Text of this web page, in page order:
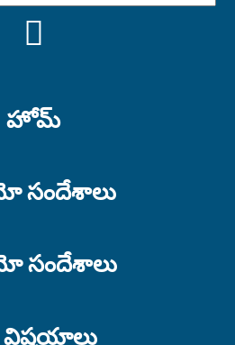
హోమ్
సందేశాలు
సందేశాలు
విషయాలు